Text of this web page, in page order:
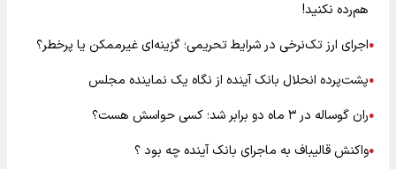
هم‌رده نکنید!
●اجرای ارز تک‌نرخی در شرایط تحریمی؛ گزینه‌ای غیرممکن یا پرخطر؟
●پشت‌پرده انحلال بانک آینده از نگاه یک نماینده مجلس
●ران گوساله در ۳ ماه دو برابر شد؛ کسی حواسش هست؟
●واکنش قالیباف به ماجرای بانک آینده چه بود ؟